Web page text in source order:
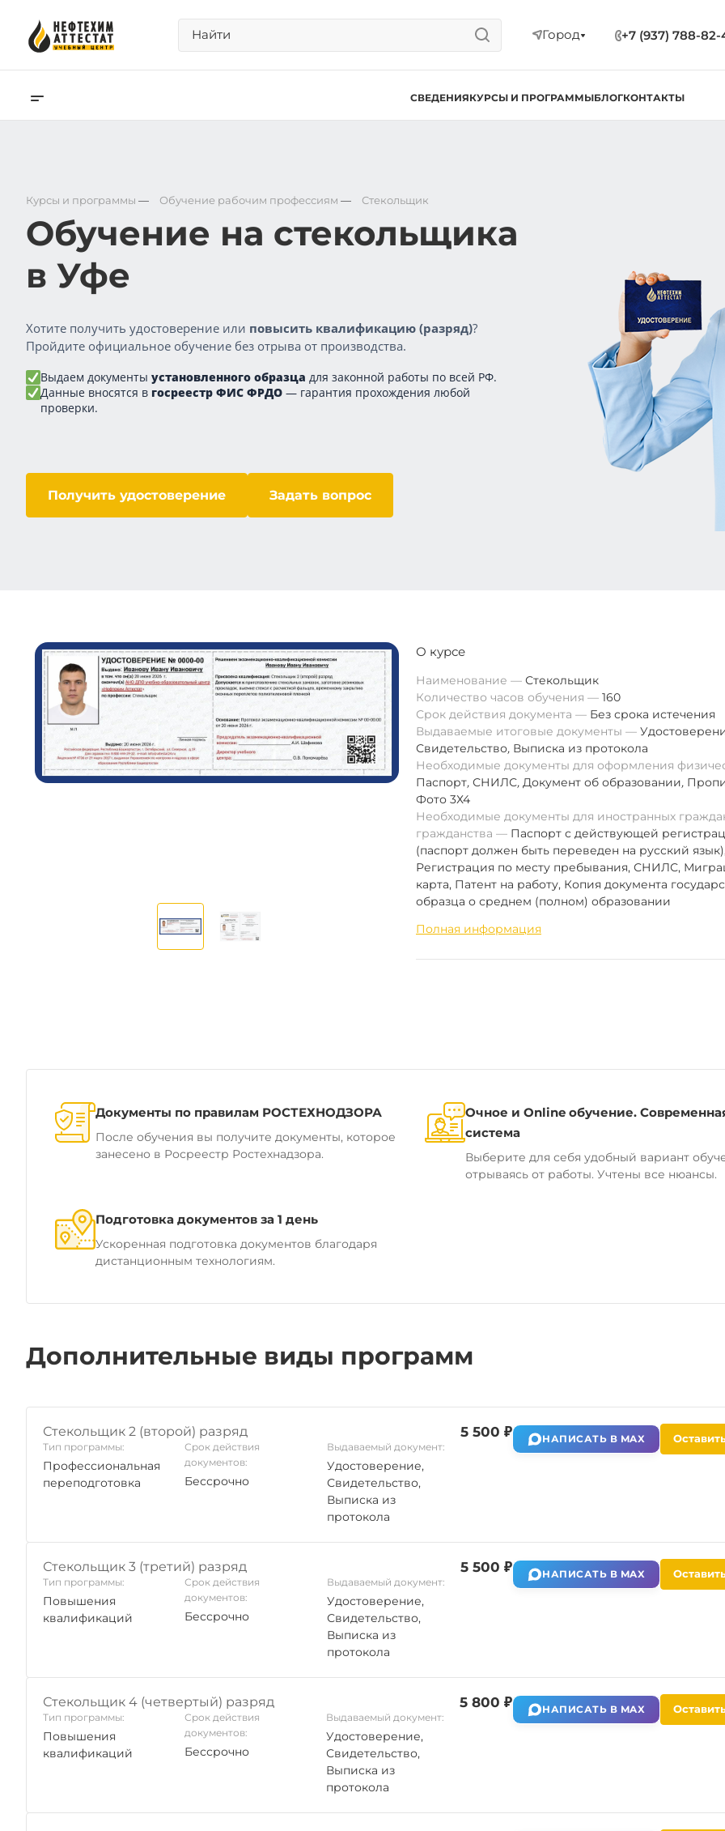
Город +7 (937) 788-82-
СВЕДЕНИЯКУРСЫ И ПРОГРАММЫБЛОГКОНТАКТЫ
Курсы и программы — Обучение рабочим профессиям — Стекольщик
Обучение на стекольщика
в Уфе
Хотите получить удостоверение или повысить квалификацию (разряд)?
Пройдите официальное обучение без отрыва от производства.
Выдаем документы установленного образца для законной работы по всей РФ.
Данные вносятся в госреестр ФИС ФРДО — гарантия прохождения любой
проверки.
Получить удостоверение Задать вопрос
О курсе
Наименование
Стекольщик
Количество часов обучения
160
Срок действия документа
Без срока истечения
Выдаваемые итоговые документы
Свидетельство, Выписка из протокола
Необходимые документы для оформления
Паспорт, СНИЛС, Документ об образовании,
Фото 3Х4
Необходимые документы для иностранных
гражданства
Паспорт с действующей
(паспорт должен быть переведен на русский
Регистрация по месту пребывания, СНИЛС,
карта, Патент на работу, Копия документа
образца о среднем (полном) образовании
Полная информация
Документы по правилам РОСТЕХНОДЗОРА
После обучения вы получите документы, которое
занесено в Росреестр Ростехнадзора.
Очное и Online обучение.
система
Выберите для себя удобный вариант
отрываясь от работы. Учтены все нюансы.
Подготовка документов за 1 день
Ускоренная подготовка документов благодаря
дистанционным технологиям.
Дополнительные виды программ
Стекольщик 2 (второй) разряд
Тип программы:
Профессиональная
переподготовка
Срок действия
документов:
Бессрочно
Выдаваемый документ:
Удостоверение,
Свидетельство,
Выписка из
протокола
5 500 ₽ НАПИСАТЬ В MAX
Стекольщик 3 (третий) разряд
Тип программы:
Повышения
квалификаций
Срок действия
документов:
Бессрочно
Выдаваемый документ:
Удостоверение,
Свидетельство,
Выписка из
протокола
5 500 ₽ НАПИСАТЬ В MAX
Стекольщик 4 (четвертый) разряд
Тип программы:
Повышения
квалификаций
Срок действия
документов:
Бессрочно
Выдаваемый документ:
Удостоверение,
Свидетельство,
Выписка из
протокола
5 800 ₽ НАПИСАТЬ В MAX